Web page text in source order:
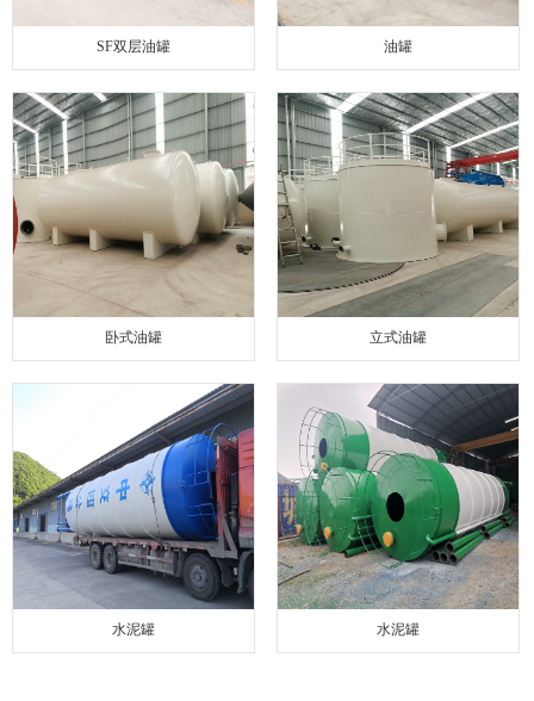
SF双层油罐 油罐
卧式油罐 立式油罐
水泥罐 水泥罐